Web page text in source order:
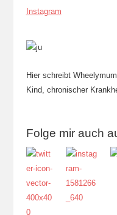
Instagram
Hier schreibt
Kind, chronischer
Folge mir auch